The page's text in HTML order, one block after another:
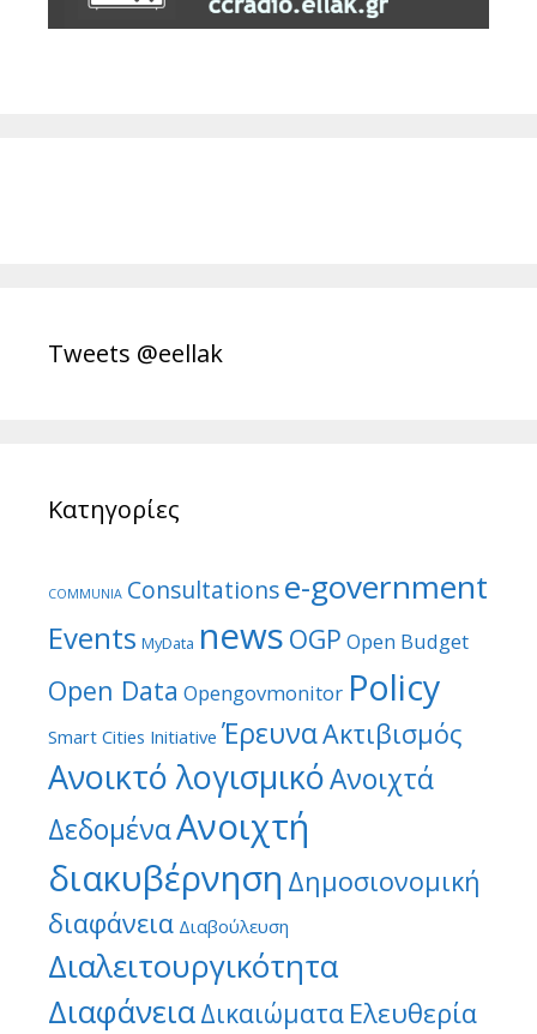
Tweets @eellak
Κατηγορίες
COMMUNIA Consultationse-government
Events MyData news OGP Open Budget
Open Data Opengovmonitor Policy
Smart Cities Initiative ΈρευναΑκτιβισμός
Ανοικτό λογισμικόΑνοιχτά
ΔεδομέναΑνοιχτή
διακυβέρνηση Δημοσιονομική
διαφάνεια Διαβούλευση
Διαλειτουργικότητα
ΔιαφάνειαΔικαιώματα Ελευθερία